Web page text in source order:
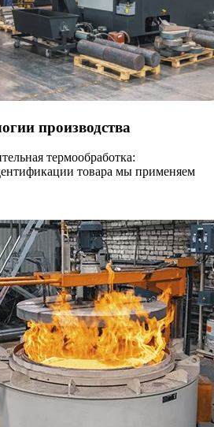
производства
термообработка:
товара мы применяем